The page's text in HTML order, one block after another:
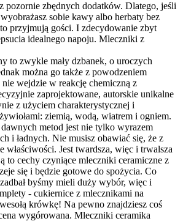
pozornie zbędnych dodatków. Dlatego, jeśli
sobie kawy albo herbaty bez
przyjmują gości. I zdecydowanie zbyt
idealnego napoju. Mleczniki z
to zwykle mały dzbanek, o uroczych
można go także z powodzeniem
wejdzie w reakcję chemiczną z
zaprojektowane, autorskie unikalne
z użyciem charakterystycznej i
ziemią, wodą, wiatrem i ogniem.
metod jest nie tylko wyrazem
i ładnych. Nie musisz obawiać się, że z
Jest twardsza, więc i trwalsza
to cechy czyniące mleczniki ceramiczne z
się i będzie gotowe do spożycia. Co
byśmy mieli duży wybór, więc i
- cukiernice z mlecznikami na
krówkę! Na pewno znajdziesz coś
wygórowana. Mleczniki ceramika